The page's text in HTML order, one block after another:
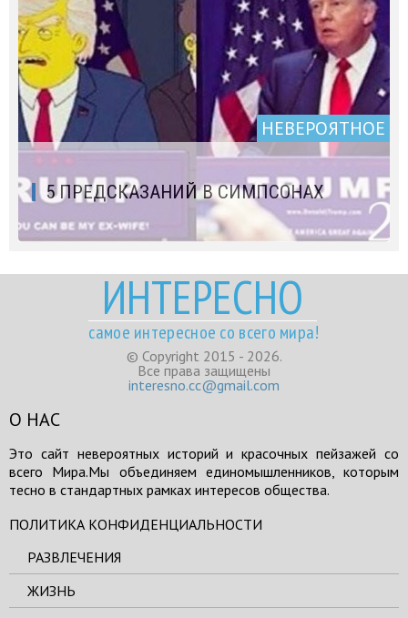
НЕВЕРОЯТНОЕ
5 ПРЕДСКАЗАНИЙ В СИМПСОНАХ
ИНТЕРЕСНО
самое интересное со всего мира!
© Copyright 2015 - 2026.
Все права защищены
interesno.cc@gmail.com
О НАС
Это сайт невероятных историй и красочных пейзажей со
всего Мира.Мы объединяем единомышленников, которым
тесно в стандартных рамках интересов общества.
ПОЛИТИКА КОНФИДЕНЦИАЛЬНОСТИ
РАЗВЛЕЧЕНИЯ
ЖИЗНЬ